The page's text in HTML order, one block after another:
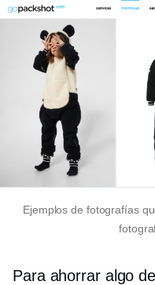
Ejemplos de fotografías
Para ahorrar algo